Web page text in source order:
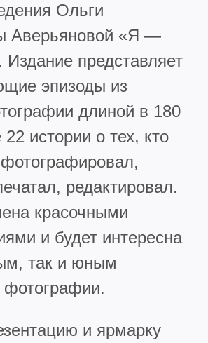
Ольги
Аверьяновой «Я —
представляет
эпизоды из
длиной в 180
22 истории о тех, кто
редактировал.
красочными
и будет интересна
так и юным
и ярмарку